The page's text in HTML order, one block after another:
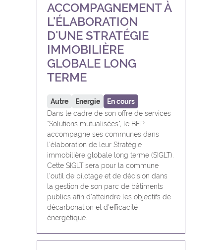
ACCOMPAGNEMENT À
L'ÉLABORATION
D'UNE STRATÉGIE
IMMOBILIÈRE
GLOBALE LONG
TERME
Autre Energie
En cours
Dans le cadre de son offre de services
"Solutions mutualisées", le BEP
accompagne ses communes dans
l'élaboration de leur Stratégie
immobilière globale long terme (SIGLT).
Cette SIGLT sera pour la commune
l'outil de pilotage et de décision dans
la gestion de son parc de bâtiments
publics afin d'atteindre les objectifs de
décarbonation et d'efficacité
énergétique.